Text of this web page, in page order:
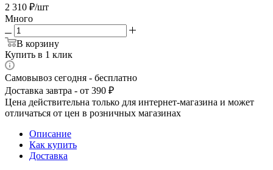
2 310 ₽/шт
Много
В корзину
Купить в 1 клик
Самовывоз сегодня - бесплатно
Доставка завтра - от 390 ₽
Цена действительна только для интернет-магазина и может
отличаться от цен в розничных магазинах
Описание
Как купить
Доставка